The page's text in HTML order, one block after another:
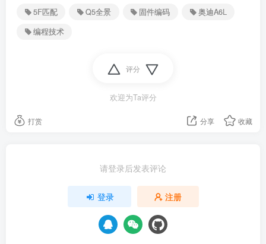
5F匹配 Q5全景 固件编码
奥迪A6L
编程技术
评分
欢迎为Ta评分
打赏 分享 收藏
请登录后发表评论
登录 注册